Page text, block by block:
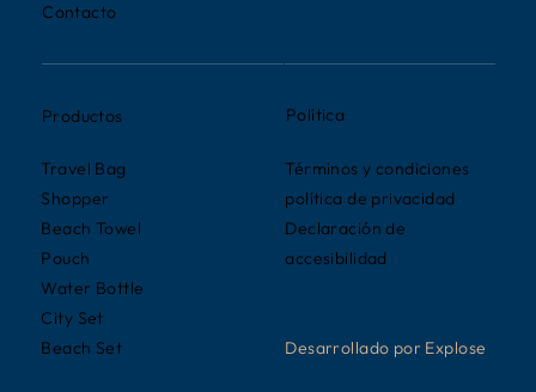
Contacto
Productos
Travel Bag
Shopper
Beach Towel
Pouch
Water Bottle
City Set
Beach Set
Política
Términos y condiciones
política de privacidad
Declaración de
accesibilidad
Desarrollado por Explose